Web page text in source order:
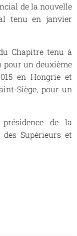
de la nouvelle
tenu en janvier
Chapitre tenu à
pour un deuxième
en Hongrie et
Siège, pour un
de la
Supérieurs et